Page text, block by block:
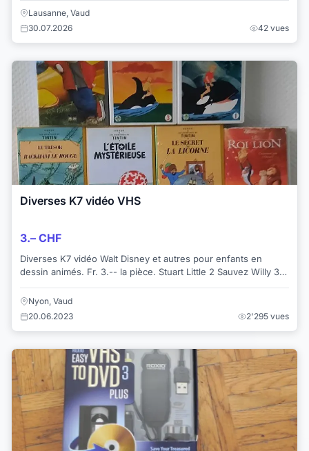
Lausanne, Vaud
30.07.2026
42 vues
Diverses K7 vidéo VHS
3.– CHF
Diverses K7 vidéo Walt Disney et autres pour enfants en
dessin animés. Fr. 3.-- la pièce. Stuart Little 2 Sauvez Willy 3
Nyon, Vaud
20.06.2023
2'295 vues